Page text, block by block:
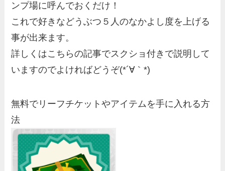
ンプ場に呼んでおくだけ！
これで好きなどうぶつ５人のなかよし度を上げる
事が出来ます。
詳しくはこちらの記事でスクショ付きで説明して
いますのでよければどうぞ(*´∀｀*)
無料でリーフチケットやアイテムを手に入れる方
法